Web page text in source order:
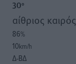
30°
αίθριος καιρός
86%
10km/h
Δ-ΒΔ